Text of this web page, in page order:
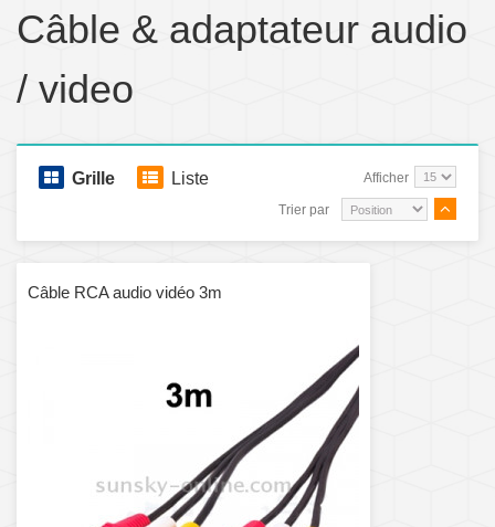
Câble & adaptateur audio
/ video
Grille Liste Afficher
Trier par
Câble RCA audio vidéo 3m